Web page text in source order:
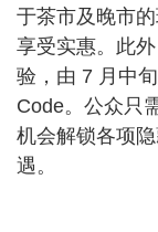
于茶市及晚市
享受实惠。此
验，由 7 月中
Code。公众只
机会解锁各项
遇。